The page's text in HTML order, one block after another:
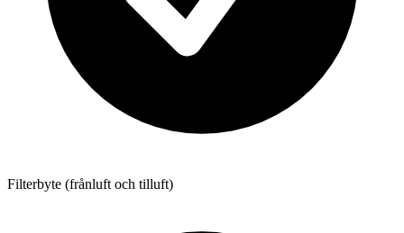
Filterbyte (frånluft och tilluft)